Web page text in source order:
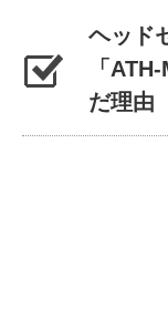
ヘッド
「
だ理由